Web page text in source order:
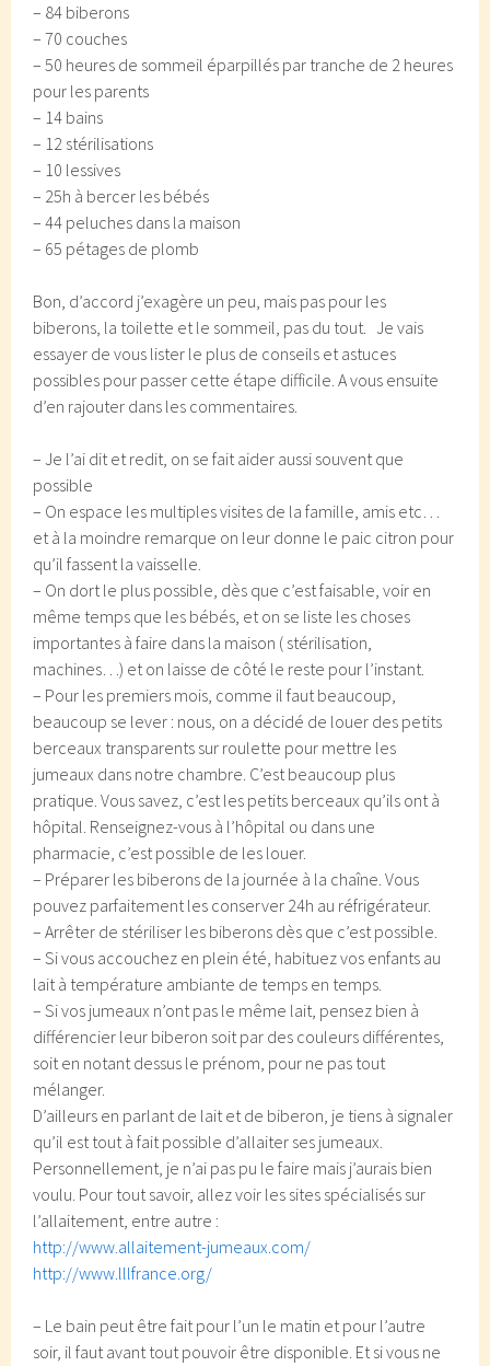
– 84 biberons
– 70 couches
– 50 heures de sommeil éparpillés par tranche de 2 heures
pour les parents
– 14 bains
– 12 stérilisations
– 10 lessives
– 25h à bercer les bébés
– 44 peluches dans la maison
– 65 pétages de plomb
Bon, d’accord j’exagère un peu, mais pas pour les
biberons, la toilette et le sommeil, pas du tout. Je vais
essayer de vous lister le plus de conseils et astuces
possibles pour passer cette étape difficile. A vous ensuite
d’en rajouter dans les commentaires.
– Je l’ai dit et redit, on se fait aider aussi souvent que
possible
– On espace les multiples visites de la famille, amis etc…
et à la moindre remarque on leur donne le paic citron pour
qu’il fassent la vaisselle.
– On dort le plus possible, dès que c’est faisable, voir en
même temps que les bébés, et on se liste les choses
importantes à faire dans la maison ( stérilisation,
machines…) et on laisse de côté le reste pour l’instant.
– Pour les premiers mois, comme il faut beaucoup,
beaucoup se lever : nous, on a décidé de louer des petits
berceaux transparents sur roulette pour mettre les
jumeaux dans notre chambre. C’est beaucoup plus
pratique. Vous savez, c’est les petits berceaux qu’ils ont à
hôpital. Renseignez-vous à l’hôpital ou dans une
pharmacie, c’est possible de les louer.
– Préparer les biberons de la journée à la chaîne. Vous
pouvez parfaitement les conserver 24h au réfrigérateur.
– Arrêter de stériliser les biberons dès que c’est possible.
– Si vous accouchez en plein été, habituez vos enfants au
lait à température ambiante de temps en temps.
– Si vos jumeaux n’ont pas le même lait, pensez bien à
différencier leur biberon soit par des couleurs différentes,
soit en notant dessus le prénom, pour ne pas tout
mélanger.
D’ailleurs en parlant de lait et de biberon, je tiens à signaler
qu’il est tout à fait possible d’allaiter ses jumeaux.
Personnellement, je n’ai pas pu le faire mais j’aurais bien
voulu. Pour tout savoir, allez voir les sites spécialisés sur
l’allaitement, entre autre :
http://www.allaitement-jumeaux.com/
http://www.lllfrance.org/
– Le bain peut être fait pour l’un le matin et pour l’autre
soir, il faut avant tout pouvoir être disponible. Et si vous ne